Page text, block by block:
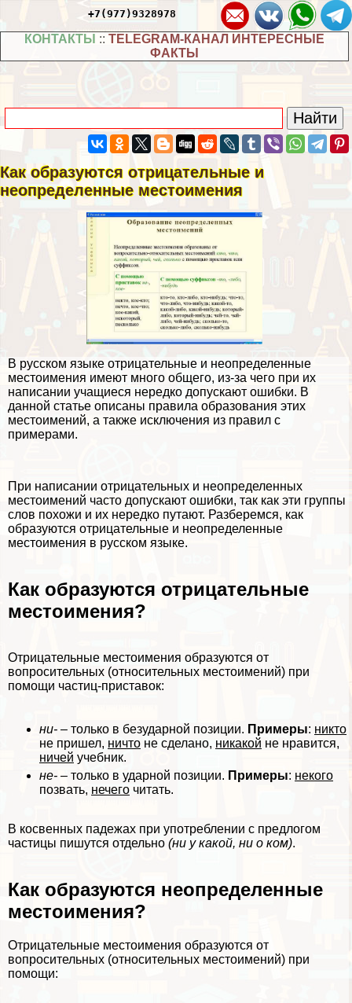
+7(977)9328978
КОНТАКТЫ :: TELEGRAM-КАНАЛ ИНТЕРЕСНЫЕ
ФАКТЫ
Как образуются отрицательные и
неопределенные местоимения
В русском языке отрицательные и неопределенные
местоимения имеют много общего, из-за чего при их
написании учащиеся нередко допускают ошибки. В
данной статье описаны правила образования этих
местоимений, а также исключения из правил с
примерами.
При написании отрицательных и неопределенных
местоимений часто допускают ошибки, так как эти группы
слов похожи и их нередко путают. Разберемся, как
образуются отрицательные и неопределенные
местоимения в русском языке.
Как образуются отрицательные
местоимения?
Отрицательные местоимения образуются от
вопросительных (относительных местоимений) при
помощи частиц-приставок:
ни- – только в безударной позиции. Примеры: никто
не пришел, ничто не сделано, никакой не нравится,
ничей учебник.
не- – только в ударной позиции. Примеры: некого
позвать, нечего читать.
В косвенных падежах при употрeблении с предлогом
частицы пишутся отдельно (ни у какой, ни о ком).
Как образуются неопределенные
местоимения?
Отрицательные местоимения образуются от
вопросительных (относительных местоимений) при
помощи: